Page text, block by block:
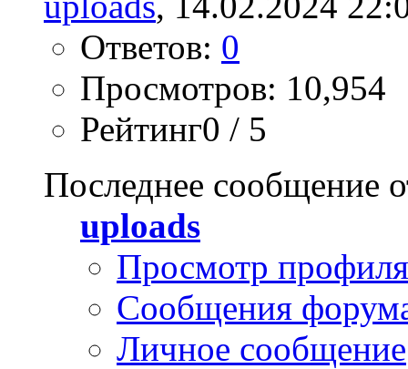
Ответов: 0
Просмотров: 10,954
Рейтинг0 / 5
Последнее сообщение
uploads
Просмотр профиля
Сообщения
Личное сообщение